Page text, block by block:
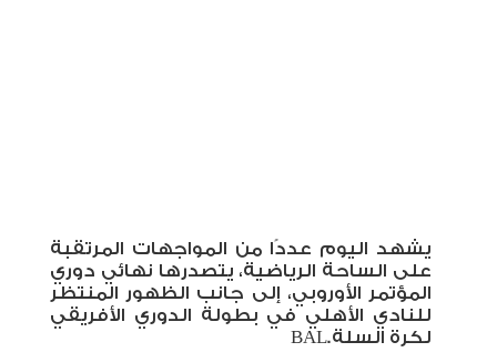
يشهد اليوم عددًا من المواجهات المرتقبة
على الساحة الرياضية، يتصدرها نهائي دوري
المؤتمر الأوروبي، إلى جانب الظهور المنتظر
للنادي الأهلي في بطولة الدوري الأفريقي
لكرة السلةBAL.